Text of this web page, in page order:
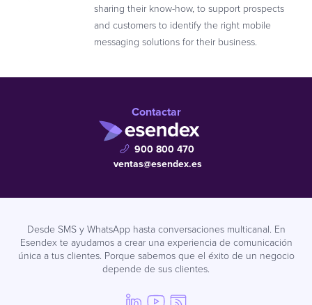
sharing their know-how, to support prospects
and customers to identify the right mobile
messaging solutions for their business.
Contactar
900 800 470
ventas@esendex.es
Desde SMS y WhatsApp hasta conversaciones multicanal. En
Esendex te ayudamos a crear una experiencia de comunicación
única a tus clientes. Porque sabemos que el éxito de un negocio
depende de sus clientes.